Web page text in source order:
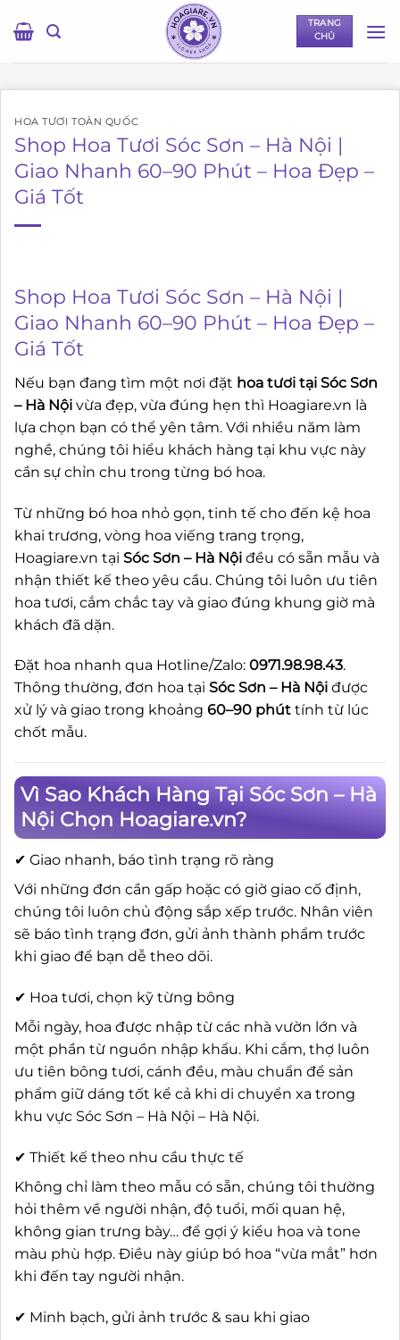
qua
TRANG
CHỦ
HOA TƯƠI TOÀN QUỐC
Shop Hoa Tươi Sóc Sơn – Hà Nội |
Giao Nhanh 60–90 Phút – Hoa Đẹp –
Giá Tốt
Shop Hoa Tươi Sóc Sơn – Hà Nội |
Giao Nhanh 60–90 Phút – Hoa Đẹp –
Giá Tốt
Nếu bạn đang tìm một nơi đặt hoa tươi tại Sóc Sơn
– Hà Nội vừa đẹp, vừa đúng hẹn thì Hoagiare.vn là
lựa chọn bạn có thể yên tâm. Với nhiều năm làm
nghề, chúng tôi hiểu khách hàng tại khu vực này
cần sự chỉn chu trong từng bó hoa.
Từ những bó hoa nhỏ gọn, tinh tế cho đến kệ hoa
khai trương, vòng hoa viếng trang trọng,
Hoagiare.vn tại Sóc Sơn – Hà Nội đều có sẵn mẫu và
nhận thiết kế theo yêu cầu. Chúng tôi luôn ưu tiên
hoa tươi, cắm chắc tay và giao đúng khung giờ mà
khách đã dặn.
Đặt hoa nhanh qua Hotline/Zalo: 0971.98.98.43.
Thông thường, đơn hoa tại Sóc Sơn – Hà Nội được
xử lý và giao trong khoảng 60–90 phút tính từ lúc
chốt mẫu.
Vì Sao Khách Hàng Tại Sóc Sơn – Hà
Nội Chọn Hoagiare.vn?
✔ Giao nhanh, báo tình trạng rõ ràng
Với những đơn cần gấp hoặc có giờ giao cố định,
chúng tôi luôn chủ động sắp xếp trước. Nhân viên
sẽ báo tình trạng đơn, gửi ảnh thành phẩm trước
khi giao để bạn dễ theo dõi.
✔ Hoa tươi, chọn kỹ từng bông
Mỗi ngày, hoa được nhập từ các nhà vườn lớn và
một phần từ nguồn nhập khẩu. Khi cắm, thợ luôn
ưu tiên bông tươi, cánh đều, màu chuẩn để sản
phẩm giữ dáng tốt kể cả khi di chuyển xa trong
khu vực Sóc Sơn – Hà Nội – Hà Nội.
✔ Thiết kế theo nhu cầu thực tế
Không chỉ làm theo mẫu có sẵn, chúng tôi thường
hỏi thêm về người nhận, độ tuổi, mối quan hệ,
không gian trưng bày… để gợi ý kiểu hoa và tone
màu phù hợp. Điều này giúp bó hoa “vừa mắt” hơn
khi đến tay người nhận.
✔ Minh bạch, gửi ảnh trước & sau khi giao